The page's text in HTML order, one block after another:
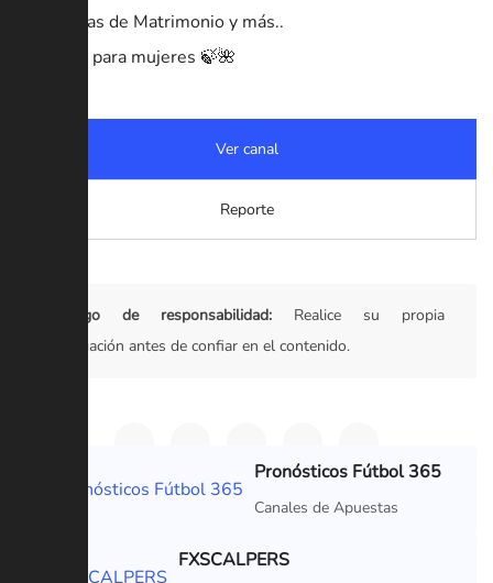
🌺🍃Temas de Matrimonio y más..
🌺🍃Solo para mujeres 🍃🌺
Ver canal
Reporte
Descargo de responsabilidad: Realice su propia
investigación antes de confiar en el contenido.
Pronósticos Fútbol 365
Canales de Apuestas
FXSCALPERS